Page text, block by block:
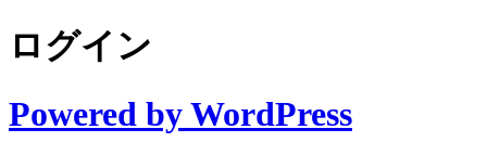
ログイン
Powered by WordPress